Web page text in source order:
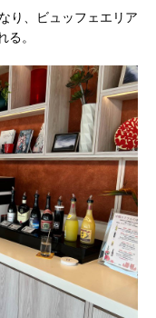
り、ビュッフェエリア
。